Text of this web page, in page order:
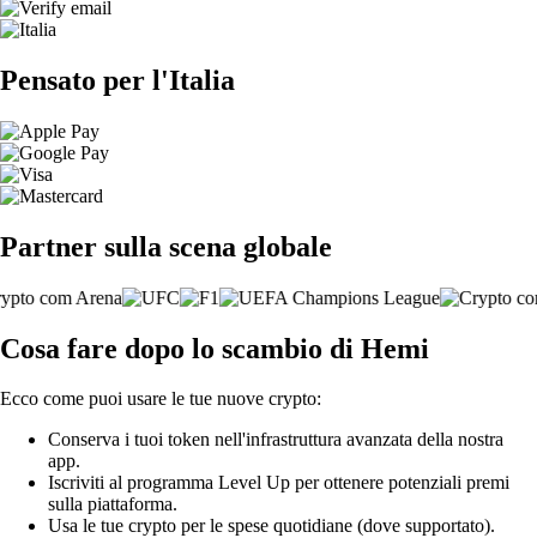
Pensato per l'Italia
Partner sulla scena globale
Cosa fare dopo lo scambio di Hemi
Ecco come puoi usare le tue nuove crypto:
Conserva i tuoi token nell'infrastruttura avanzata della nostra
app.
Iscriviti al programma Level Up per ottenere potenziali premi
sulla piattaforma.
Usa le tue crypto per le spese quotidiane (dove supportato).